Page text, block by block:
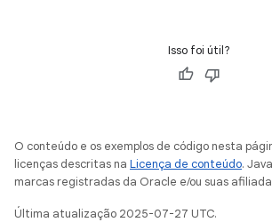
Isso foi útil?
O conteúdo e os exemplos de código nesta
licenças descritas na Licença de conteúdo.
marcas registradas da Oracle e/ou suas
Última atualização 2025-07-27 UTC.